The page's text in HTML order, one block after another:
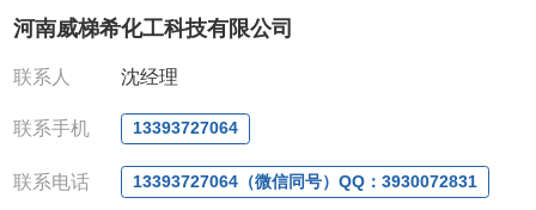
63377391/13393727064
QQ:3930072831
联系人: 沈晓东(欢迎致电,或QQ、微信联系)
河南威梯希化工科技有限公司
联系人 沈经理
联系手机 13393727064
联系电话 13393727064（微信同号）QQ：3930072831